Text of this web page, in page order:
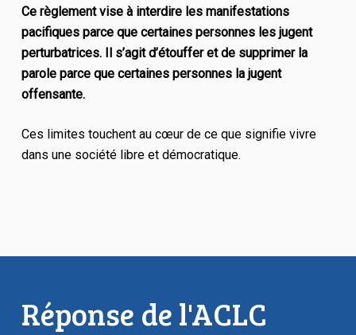
Ce règlement vise à interdire les manifestations
pacifiques parce que certaines personnes les jugent
perturbatrices. Il s’agit d’étouffer et de supprimer la
parole parce que certaines personnes la jugent
offensante.
Ces limites touchent au cœur de ce que signifie vivre
dans une société libre et démocratique.
Réponse de l'ACLC